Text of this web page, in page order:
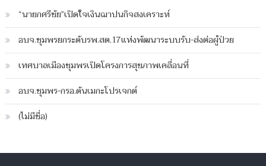
แล้ว
ไต๋
ก๋ง
เรือ
ศพ
เกาะ
“นายกศรีชัย”เปิดใจเงินฌาปนกิจสงเคราะห์
อบจ.ชุมพรยกระดับรพ.สต.17แห่งพัฒนาระบบรับ-ส่งต่อผู้ป่วย
เทศบาลเมืองชุมพรเปิดโครงการสุขภาพเคลื่อนที่
อบจ.ชุมพร-กรอ.ดันเมกะโปรเจกต์
(ไม่มีชื่อ)